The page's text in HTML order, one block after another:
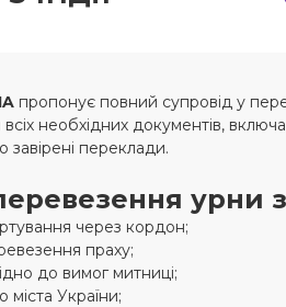
пропонує повний супровід у
необхідних документів,
переклади.
урни
через кордон;
праху;
до вимог митниці;
України;